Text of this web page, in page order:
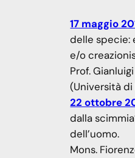
17 maggio
delle specie:
e/o
Prof.
(Università di
22 ottobre
dalla
dell’uomo.
Mons.